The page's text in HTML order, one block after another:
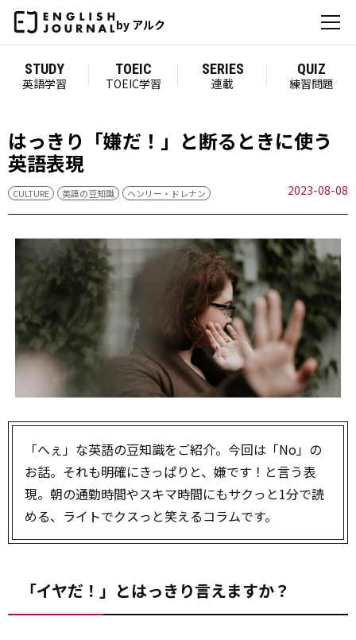
by アルク
STUDY
英語学習
TOEIC
TOEIC学習
SERIES
連載
QUIZ
練習問題
はっきり「嫌だ！」と断るときに使う
英語表現
CULTURE 英語の豆知識 ヘンリー・ドレナン 2023-08-08
「へぇ」な英語の豆知識をご紹介。今回は「No」の
お話。それも明確にきっぱりと、嫌です！と言う表
現。朝の通勤時間やスキマ時間にもサクっと1分で読
める、ライトでクスっと笑えるコラムです。
「イヤだ！」とはっきり言えますか？